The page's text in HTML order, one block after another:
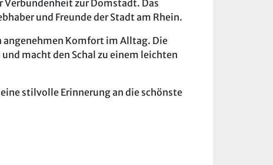
zur Domstadt. Das
und Freunde der Stadt am Rhein.
angenehmen Komfort im Alltag. Die
macht den Schal zu einem leichten
stilvolle Erinnerung an die schönste